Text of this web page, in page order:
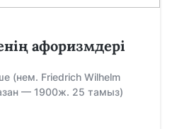
афоризмдері
(нем. Friedrich Wilhelm
— 1900ж. 25 тамыз)